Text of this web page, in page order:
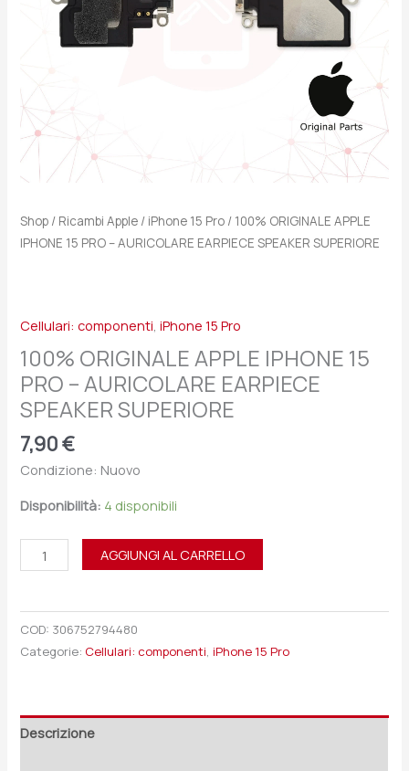
Shop / Ricambi Apple / iPhone 15 Pro / 100% ORIGINALE APPLE
IPHONE 15 PRO – AURICOLARE EARPIECE SPEAKER SUPERIORE
Cellulari: componenti,iPhone 15 Pro
100% ORIGINALE APPLE IPHONE 15
PRO – AURICOLARE EARPIECE
SPEAKER SUPERIORE
7,90€
Condizione: Nuovo
Disponibilità: 4 disponibili
SPEAKER
SUPERIORE
AGGIUNGI AL CARRELLO
COD: 306752794480
Categorie: Cellulari: componenti,iPhone 15 Pro
Descrizione